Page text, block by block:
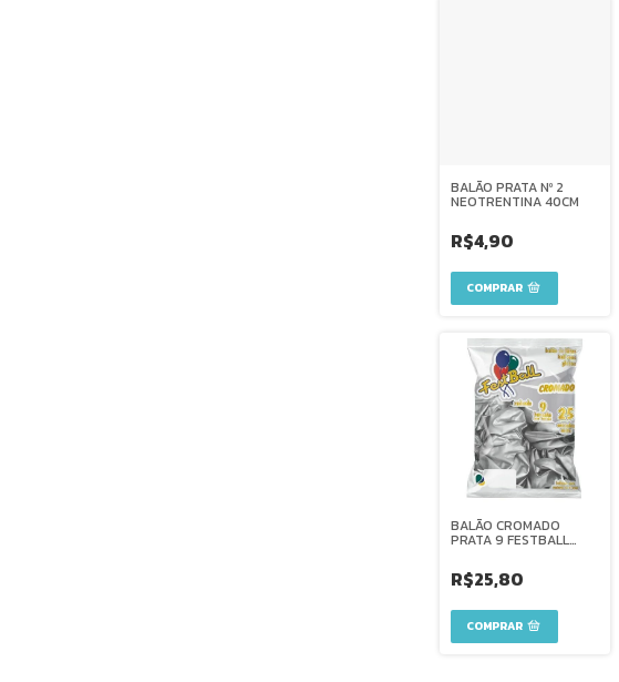
BALÃO PRATA Nº 2
NEOTRENTINA 40CM
R$4,90
BALÃO CROMADO
PRATA 9 FESTBALL
R$25,80